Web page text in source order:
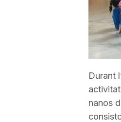
Durant
nanos